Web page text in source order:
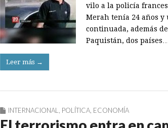
vilo a la policía
Merah tenía 24 años
continuada, además
Paquistán, dos países…
Leer más →
INTERNACIONAL POLÍTICA ECONOMÍA